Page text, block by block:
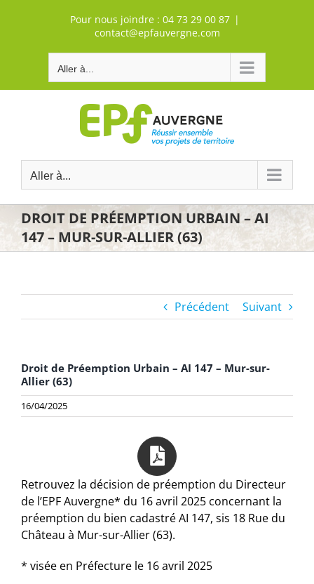
Pour nous joindre : 04 73 29 00 87 |
contact@epfauvergne.com
Aller à...
Aller à...
DROIT DE PRÉEMPTION URBAIN – AI
147 – MUR-SUR-ALLIER (63)
Précédent Suivant
Droit de Préemption Urbain – AI 147 – Mur-sur-
Allier (63)
16/04/2025
Retrouvez la décision de préemption du Directeur
de l’EPF Auvergne* du 16 avril 2025 concernant la
préemption du bien cadastré AI 147, sis 18 Rue du
Château à Mur-sur-Allier (63).
* visée en Préfecture le 16 avril 2025